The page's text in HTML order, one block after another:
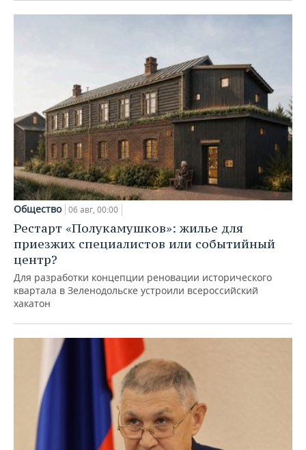
Общество 06 авг, 00:00
Рестарт «Полукамушков»: жилье для
приезжих специалистов или событийный
центр?
Для разработки концепции реновации исторического
квартала в Зеленодольске устроили всероссийский
хакатон